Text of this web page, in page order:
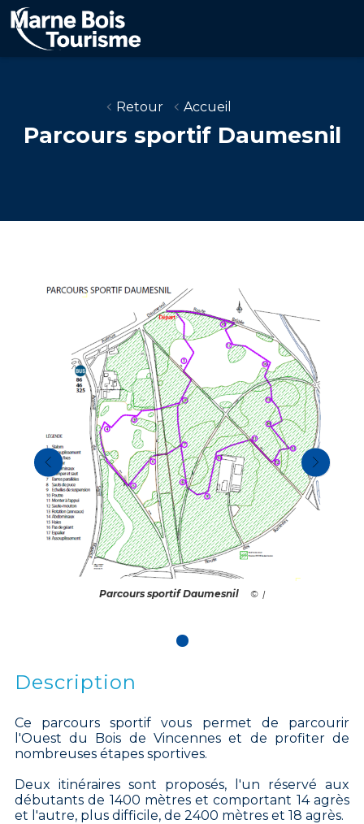
Aller
au
contenu
principal
Retour Accueil
Parcours sportif Daumesnil
Parcours sportif Daumesnil |
Description
Ce parcours sportif vous permet de parcourir
l'Ouest du Bois de Vincennes et de profiter de
nombreuses étapes sportives.
Deux itinéraires sont proposés, l'un réservé aux
débutants de 1400 mètres et comportant 14 agrès
et l'autre, plus difficile, de 2400 mètres et 18 agrès.